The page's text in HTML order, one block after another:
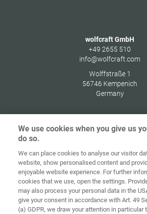
wolfcraft GmbH
+49 2655 510
info@wolfcraft.com
Wolffstraße 1
56746 Kempenich
Germany
сторінка Контакт Вихідні
Загальні
комерційні
умови
Правила по
файлах
«cookie»
Accessibility
Statement
We use cookies when you give us
do so.
We can place cookies to analyse our visitor
website, show personalised content and
enjoyable website experience. For further
cookies that we use, open the settings.
may also process your personal data in the
give your consent in accordance with Art. 49
(a) GDPR, we draw your attention in particular